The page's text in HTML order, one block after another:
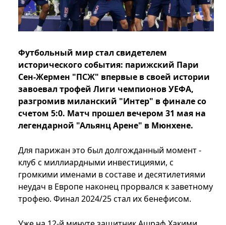
Футбольный мир стал свидетелем
исторического события: парижский Пари
Сен-Жермен "ПСЖ" впервые в своей истории
завоевал трофей Лиги чемпионов УЕФА,
разгромив миланский "Интер" в финале со
счетом 5:0. Матч прошел вечером 31 мая на
легендарной "Альянц Арене" в Мюнхене.
Для парижан это был долгожданный момент -
клуб с миллиардными инвестициями, с
громкими именами в составе и десятилетиями
неудач в Европе наконец прорвался к заветному
трофею. Финал 2024/25 стал их бенефисом.